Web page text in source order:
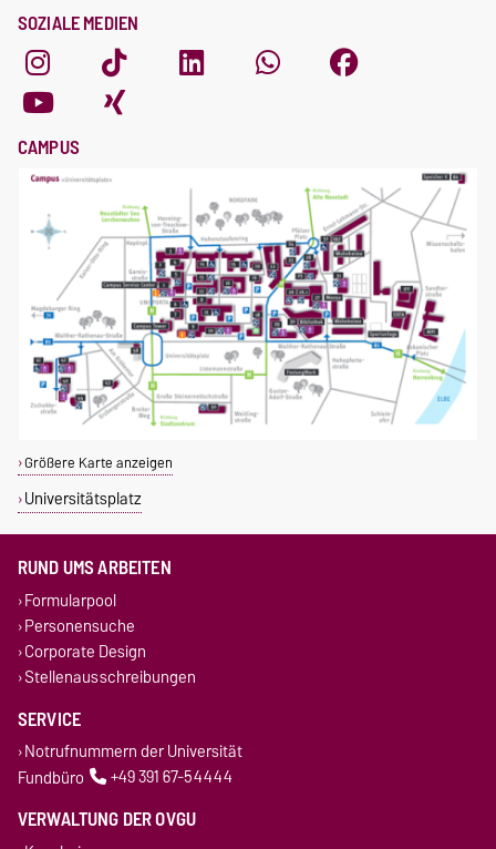
SOZIALE MEDIEN
CAMPUS
Größere Karte anzeigen
Universitätsplatz
RUND UMS ARBEITEN
Formularpool
Personensuche
Corporate Design
Stellenausschreibungen
SERVICE
Notrufnummern der Universität
Fundbüro
+49 391 67-54444
VERWALTUNG DER OVGU